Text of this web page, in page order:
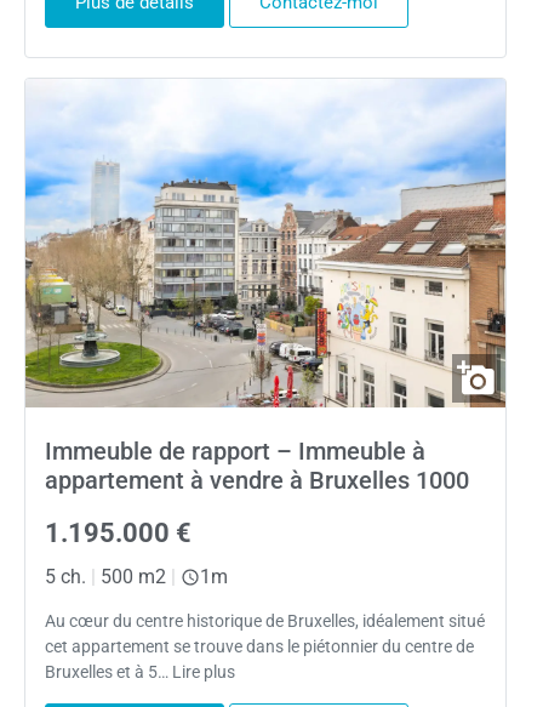
Immeuble de rapport – Immeuble à
appartement à vendre à Bruxelles 1000
1.195.000 €
5 ch. | 500 m2 | 1m
Au cœur du centre historique de Bruxelles, idéalement situé
cet appartement se trouve dans le piétonnier du centre de
Bruxelles et à 5… Lire plus